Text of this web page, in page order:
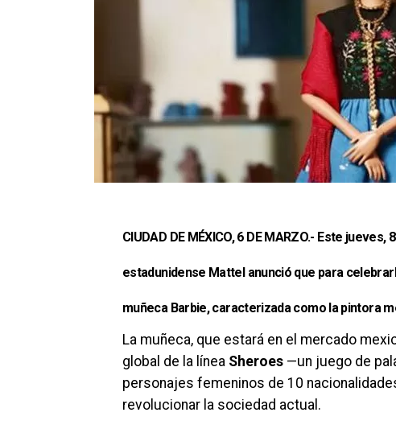
CIUDAD DE MÉXICO, 6 DE MARZO.- Este jueves,
estadunidense Mattel anunció que para
muñeca Barbie, caracterizada como la pintora
La muñeca, que estará en el mercado
global de la línea Sheroes —un juego de
personajes femeninos de 10
revolucionar la sociedad actual.